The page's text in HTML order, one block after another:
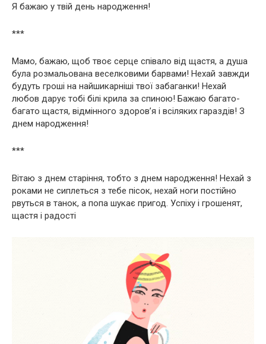
Я бажаю у твій день народження!
***
Мамо, бажаю, щоб твоє серце співало від щастя, а душа
була розмальована веселковими барвами! Нехай завжди
будуть гроші на найшикарніші твої забаганки! Нехай
любов дарує тобі білі крила за спиною! Бажаю багато-
багато щастя, відмінного здоров’я і всіляких гараздів! З
днем народження!
***
Вітаю з днем старіння, тобто з днем народження! Нехай з
роками не сиплеться з тебе пісок, нехай ноги постійно
рвуться в танок, а попа шукає пригод. Успіху і грошенят,
щастя і радості